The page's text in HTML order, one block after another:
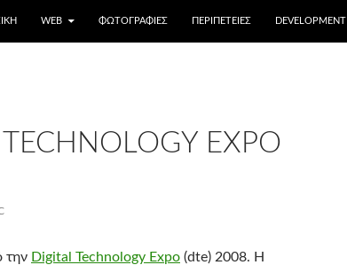
WEB ΦΩΤΟΓΡΑΦΊΕΣ ΠΕΡΙΠΈΤΕΙΕΣ DEVELOPMENT
EXPO
την Digital Technology Expo (dte) 2008. Η